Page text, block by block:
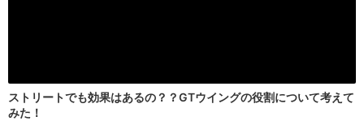
ストリートでも効果はあるの？？GTウイングの役割について考えて
みた！